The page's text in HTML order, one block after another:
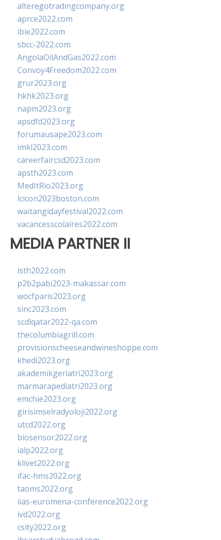
alteregotradingcompany.org
aprce2022.com
ibie2022.com
sbcc-2022.com
AngolaOilAndGas2022.com
Convoy4Freedom2022.com
grur2023.org
hkhk2023.org
napm2023.org
apsdfd2023.org
forumausape2023.com
imkl2023.com
careerfaircsd2023.com
apsth2023.com
MedItRio2023.org
lcicon2023boston.com
waitangidayfestival2022.com
vacancesscolaires2022.com
MEDIA PARTNER II
isth2022.com
p2b2pabi2023-makassar.com
wocfparis2023.org
sinc2023.com
scdlqatar2022-qa.com
thecolumbiagrill.com
provisionscheeseandwineshoppe.com
khedi2023.org
akademikgeriatri2023.org
marmarapediatri2023.org
emchie2023.org
girisimselradyoloji2022.org
utcd2022.org
biosensor2022.org
ialp2022.org
klivet2022.org
ifac-hms2022.org
taoms2022.org
iias-euromena-conference2022.org
ivd2022.org
csity2022.org